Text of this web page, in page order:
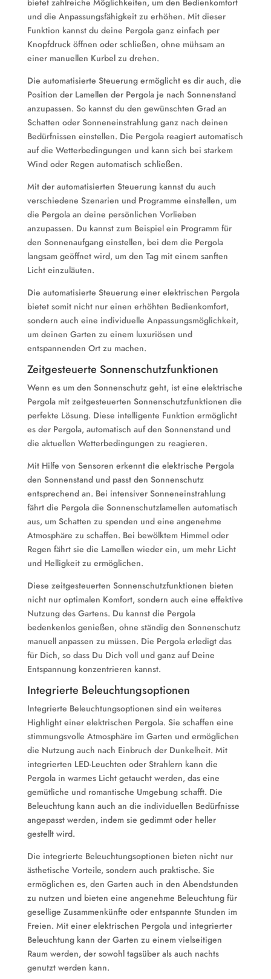
bietet zahlreiche Möglichkeiten, um den Bedienkomfort
und die Anpassungsfähigkeit zu erhöhen. Mit dieser
Funktion kannst du deine Pergola ganz einfach per
Knopfdruck öffnen oder schließen, ohne mühsam an
einer manuellen Kurbel zu drehen.
Die automatisierte Steuerung ermöglicht es dir auch, die
Position der Lamellen der Pergola je nach Sonnenstand
anzupassen. So kannst du den gewünschten Grad an
Schatten oder Sonneneinstrahlung ganz nach deinen
Bedürfnissen einstellen. Die Pergola reagiert automatisch
auf die Wetterbedingungen und kann sich bei starkem
Wind oder Regen automatisch schließen.
Mit der automatisierten Steuerung kannst du auch
verschiedene Szenarien und Programme einstellen, um
die Pergola an deine persönlichen Vorlieben
anzupassen. Du kannst zum Beispiel ein Programm für
den Sonnenaufgang einstellen, bei dem die Pergola
langsam geöffnet wird, um den Tag mit einem sanften
Licht einzuläuten.
Die automatisierte Steuerung einer elektrischen Pergola
bietet somit nicht nur einen erhöhten Bedienkomfort,
sondern auch eine individuelle Anpassungsmöglichkeit,
um deinen Garten zu einem luxuriösen und
entspannenden Ort zu machen.
Zeitgesteuerte Sonnenschutzfunktionen
Wenn es um den Sonnenschutz geht, ist eine elektrische
Pergola mit zeitgesteuerten Sonnenschutzfunktionen die
perfekte Lösung. Diese intelligente Funktion ermöglicht
es der Pergola, automatisch auf den Sonnenstand und
die aktuellen Wetterbedingungen zu reagieren.
Mit Hilfe von Sensoren erkennt die elektrische Pergola
den Sonnenstand und passt den Sonnenschutz
entsprechend an. Bei intensiver Sonneneinstrahlung
fährt die Pergola die Sonnenschutzlamellen automatisch
aus, um Schatten zu spenden und eine angenehme
Atmosphäre zu schaffen. Bei bewölktem Himmel oder
Regen fährt sie die Lamellen wieder ein, um mehr Licht
und Helligkeit zu ermöglichen.
Diese zeitgesteuerten Sonnenschutzfunktionen bieten
nicht nur optimalen Komfort, sondern auch eine effektive
Nutzung des Gartens. Du kannst die Pergola
bedenkenlos genießen, ohne ständig den Sonnenschutz
manuell anpassen zu müssen. Die Pergola erledigt das
für Dich, so dass Du Dich voll und ganz auf Deine
Entspannung konzentrieren kannst.
Integrierte Beleuchtungsoptionen
Integrierte Beleuchtungsoptionen sind ein weiteres
Highlight einer elektrischen Pergola. Sie schaffen eine
stimmungsvolle Atmosphäre im Garten und ermöglichen
die Nutzung auch nach Einbruch der Dunkelheit. Mit
integrierten LED-Leuchten oder Strahlern kann die
Pergola in warmes Licht getaucht werden, das eine
gemütliche und romantische Umgebung schafft. Die
Beleuchtung kann auch an die individuellen Bedürfnisse
angepasst werden, indem sie gedimmt oder heller
gestellt wird.
Die integrierte Beleuchtungsoptionen bieten nicht nur
ästhetische Vorteile, sondern auch praktische. Sie
ermöglichen es, den Garten auch in den Abendstunden
zu nutzen und bieten eine angenehme Beleuchtung für
gesellige Zusammenkünfte oder entspannte Stunden im
Freien. Mit einer elektrischen Pergola und integrierter
Beleuchtung kann der Garten zu einem vielseitigen
Raum werden, der sowohl tagsüber als auch nachts
genutzt werden kann.